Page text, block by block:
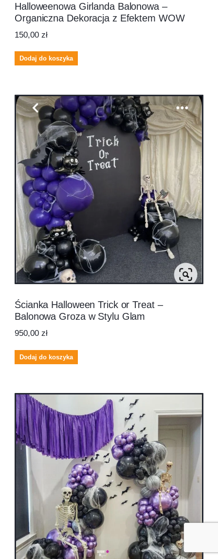
Halloweenowa Girlanda Balonowa –
Organiczna Dekoracja z Efektem WOW
150,00 zł
Dodaj do koszyka
Ścianka Halloween Trick or Treat –
Balonowa Groza w Stylu Glam
950,00 zł
Dodaj do koszyka